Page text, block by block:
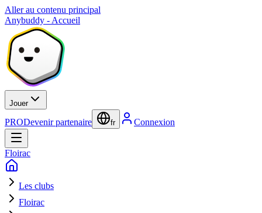
Aller au contenu principal
Anybuddy - Accueil
Jouer
PRODevenir partenaire fr Connexion
Floirac
Les clubs
Floirac